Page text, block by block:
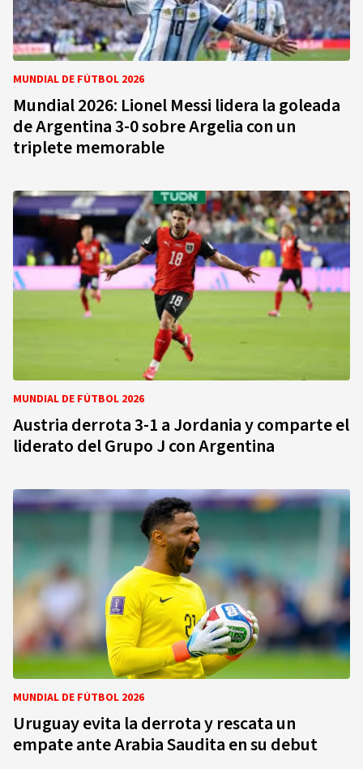
MUNDIAL DE FÚTBOL 2026
Mundial 2026: Lionel Messi lidera la goleada
de Argentina 3-0 sobre Argelia con un
triplete memorable
MUNDIAL DE FÚTBOL 2026
Austria derrota 3-1 a Jordania y comparte el
liderato del Grupo J con Argentina
MUNDIAL DE FÚTBOL 2026
Uruguay evita la derrota y rescata un
empate ante Arabia Saudita en su debut